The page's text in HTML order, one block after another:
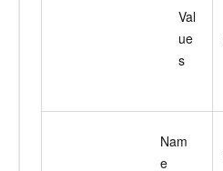
Val
ue
s
Nam
e